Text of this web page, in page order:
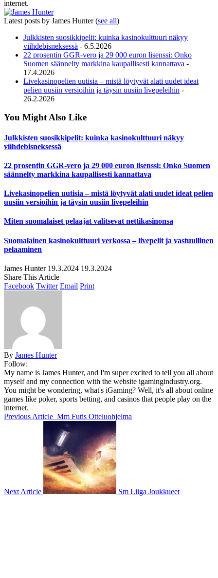
internet.
Latest posts by James Hunter(see all)
Julkkisten suosikkipelit: kuinka kasinokulttuuri näkyy
viihdebisneksessä - 6.5.2026
22 prosentin GGR-vero ja 29 000 euron lisenssi: Onko
Suomen säännelty markkina kaupallisesti kannattava -
17.4.2026
Livekasinopelien uutisia – mistä löytyvät alati uudet ideat
pelien uusiin versioihin ja täysin uusiin livepeleihin -
26.2.2026
You Might Also Like
Julkkisten suosikkipelit: kuinka kasinokulttuuri näkyy
viihdebisneksessä
22 prosentin GGR-vero ja 29 000 euron lisenssi: Onko Suomen
säännelty markkina kaupallisesti kannattava
Livekasinopelien uutisia – mistä löytyvät alati uudet ideat pelien
uusiin versioihin ja täysin uusiin livepeleihin
Miten suomalaiset pelaajat valitsevat nettikasinonsa
Suomalainen kasinokulttuuri verkossa – livepelit ja vastuullinen
pelaaminen
James Hunter 19.3.2024 19.3.2024
Share This Article
Facebook Twitter Email Print
By James Hunter
Follow:
My name is James Hunter, and I'm super excited to tell you all about
myself and my connection with the website igamingindustry.org.
You might be wondering, what's iGaming? Well, it's all about online
games like poker, sports betting, and casinos that people play on the
internet.
Previous Article Mm Futis Otteluohjelma
Next Article Sm Liiga Joukkueet